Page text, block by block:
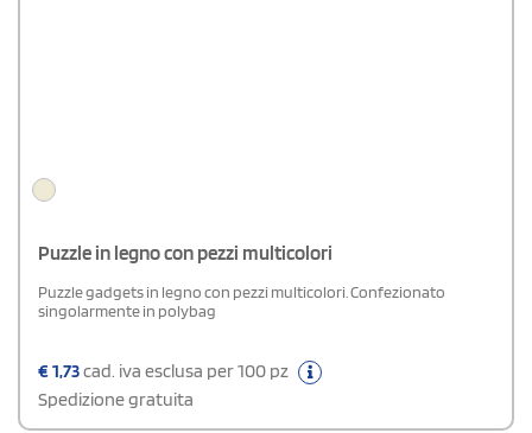
Puzzle in legno con pezzi multicolori
Puzzle gadgets in legno con pezzi multicolori. Confezionato
singolarmente in polybag
€1,73cad. iva esclusa per 100 pz
Spedizione gratuita